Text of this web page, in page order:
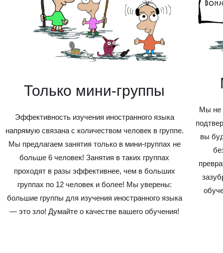
Только мини-группы
Эффективность изучения иностранного языка
напрямую связана с количеством человек в группе.
Мы предлагаем занятия только в мини-группах не
больше 6 человек! Занятия в таких группах
проходят в разы эффективнее, чем в больших
группах по 12 человек и более! Мы уверены:
большие группы для изучения иностранного языка
— это зло! Думайте о качестве вашего обучения!
Мы не
вы